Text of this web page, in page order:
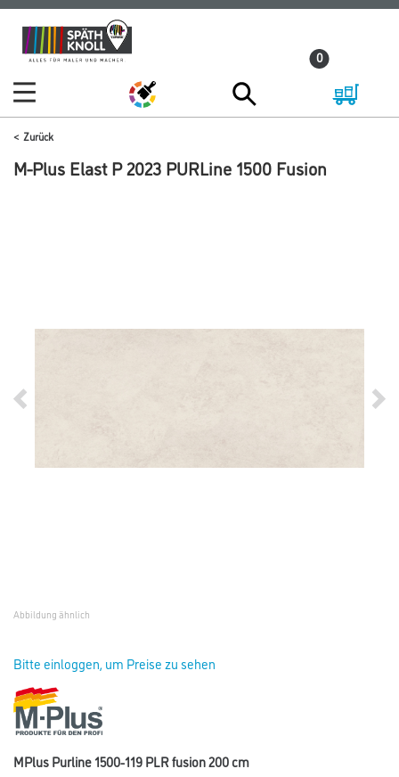
Zum
Inhalt
Zum
Navigationsmenü
0
Zurück
M-Plus Elast P 2023 PURLine 1500 Fusion
Abbildung ähnlich
Bitte einloggen, um Preise zu sehen
MPlus Purline 1500-119 PLR fusion 200 cm